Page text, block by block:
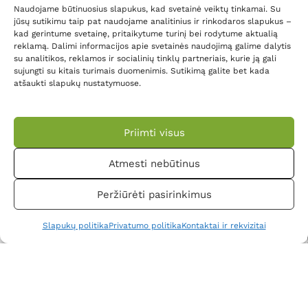
Naudojame būtinuosius slapukus, kad svetainė veiktų tinkamai. Su
jūsų sutikimu taip pat naudojame analitinius ir rinkodaros slapukus –
kad gerintume svetainę, pritaikytume turinį bei rodytume aktualią
reklamą. Dalimi informacijos apie svetainės naudojimą galime dalytis
su analitikos, reklamos ir socialinių tinklų partneriais, kurie ją gali
sujungti su kitais turimais duomenimis. Sutikimą galite bet kada
atšaukti slapukų nustatymuose.
Priimti visus
Atmesti nebūtinus
Peržiūrėti pasirinkimus
Slapukų politikaPrivatumo politikaKontaktai ir rekvizitai
atsiliepimai
Privatumo
politika
Slapukai
Partneriai
Burnos higiena
Odos
problemos
Poliarizuotos
Sekite mus:
Sužinok apie nuolaidas pirmas
Užsiprenumeruok naujienlaiškį
Norų sąrašas
Mano paskyra